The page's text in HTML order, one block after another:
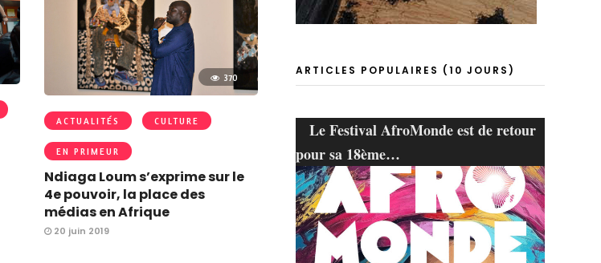
370
ACTUALITÉS CULTURE
EN PRIMEUR
Ndiaga Loum s’exprime sur le
4e pouvoir, la place des
médias en Afrique
20 juin 2019
ARTICLES POPULAIRES (10 JOURS)
Le Festival AfroMonde est de retour
pour sa 18ème…